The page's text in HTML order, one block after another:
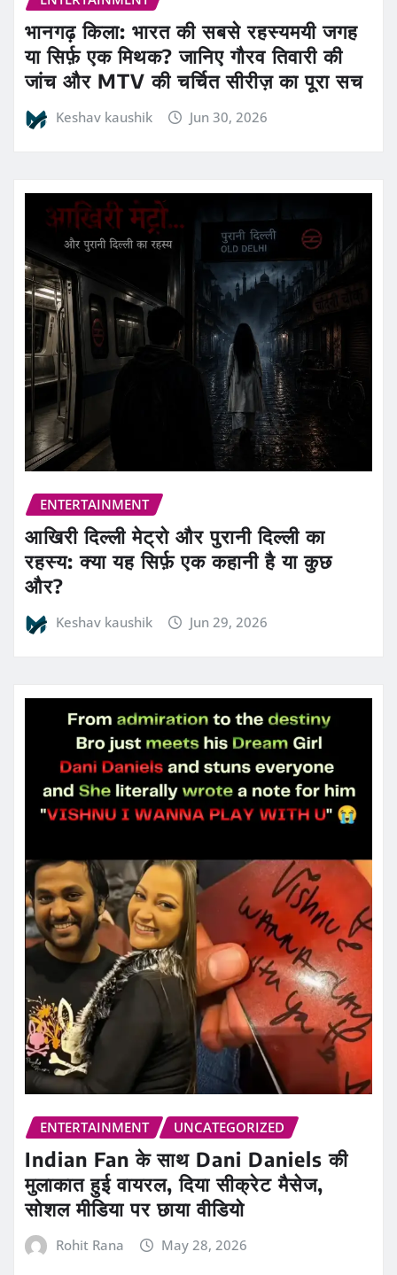
भानगढ़ किला: भारत की सबसे रहस्यमयी जगह
या सिर्फ़ एक मिथक? जानिए गौरव तिवारी की
जांच और MTV की चर्चित सीरीज़ का पूरा सच
Keshav kaushik Jun 30, 2026
ENTERTAINMENT
आखिरी दिल्ली मेट्रो और पुरानी दिल्ली का
रहस्य: क्या यह सिर्फ़ एक कहानी है या कुछ
और?
Keshav kaushik Jun 29, 2026
ENTERTAINMENT UNCATEGORIZED
Indian Fan के साथ Dani Daniels की
मुलाकात हुई वायरल, दिया सीक्रेट मैसेज,
सोशल मीडिया पर छाया वीडियो
Rohit Rana May 28, 2026